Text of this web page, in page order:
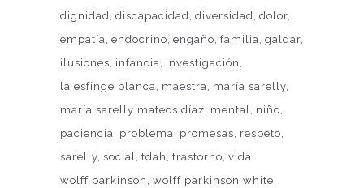
dignidad
discapacidad diversidad
dolor
empatía endocrino engaño familia galdar
ilusiones infancia
investigación
la esfinge blanca
maestra
maría sarelly
maría sarelly mateos díaz mental
niño
paciencia
problema promesas respeto
sarelly social tdah trastorno vida
wolff parkinson wolff parkinson white